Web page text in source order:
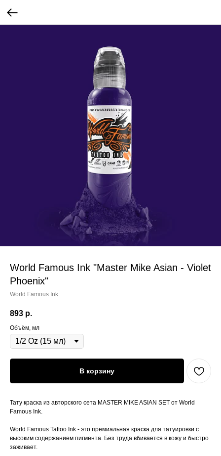
World Famous Ink "Master Mike Asian - Violet
Phoenix"
World Famous Ink
893 р.
Объём, мл
В корзину
Тату краска из авторского сета MASTER MIKE ASIAN SET от World
Famous Ink.
World Famous Tattoo Ink - это премиальная краска для татуировки с
высоким содержанием пигмента. Без труда вбивается в кожу и быстро
заживает.